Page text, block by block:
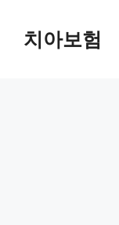
content치아보험